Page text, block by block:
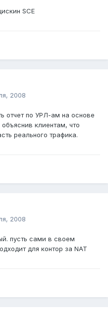
SCE
2008
отчет по УРЛ-ам на основе
клиентам, что
реального трафика.
2008
пусть сами в своем
для контор за NAT